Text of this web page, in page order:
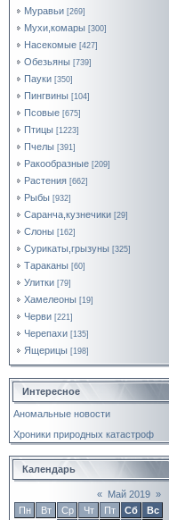
Муравьи [269]
Мухи,комары [300]
Насекомые [427]
Обезьяны [739]
Пауки [350]
Пингвины [104]
Псовые [675]
Птицы [1223]
Пчелы [391]
Ракообразные [209]
Растения [662]
Рыбы [932]
Саранча,кузнечики [29]
Слоны [162]
Сурикаты,грызуны [325]
Тараканы [60]
Улитки [79]
Хамелеоны [19]
Черви [221]
Черепахи [135]
Ящерицы [198]
Интересное
Аномальные новости
Хроники природных катастроф
Календарь
« Май 2019 »
Пн
Вт Ср Чт Пт Сб
Вс